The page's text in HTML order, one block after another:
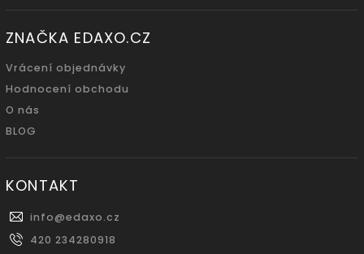
ZNAČKA EDAXO.CZ
Vrácení objednávky
Hodnocení obchodu
O nás
BLOG
KONTAKT
info@edaxo.cz
420 234280918